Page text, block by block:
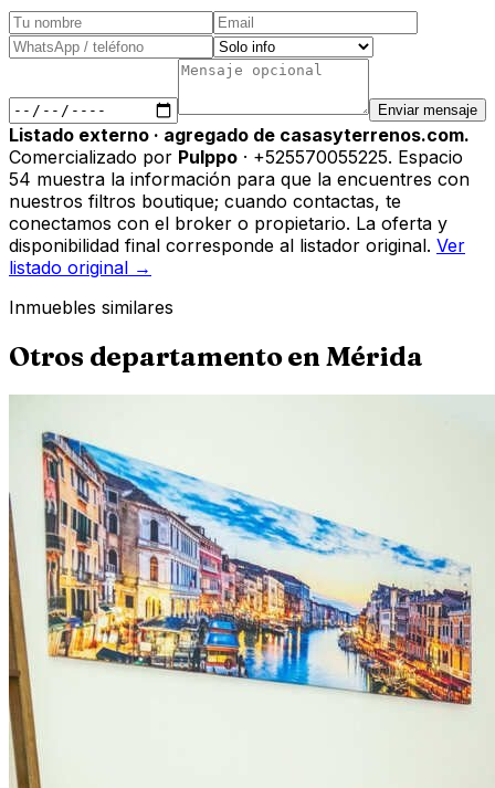
Enviar mensaje
Listado externo · agregado de casasyterrenos.com.
Comercializado por Pulppo · +525570055225. Espacio
54 muestra la información para que la encuentres con
nuestros filtros boutique; cuando contactas, te
conectamos con el broker o propietario. La oferta y
disponibilidad final corresponde al listador original. Ver
listado original →
Inmuebles similares
Otros departamentoenMérida